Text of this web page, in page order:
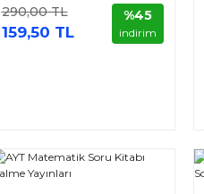
290,00 TL
159,50 TL
%45
indirim